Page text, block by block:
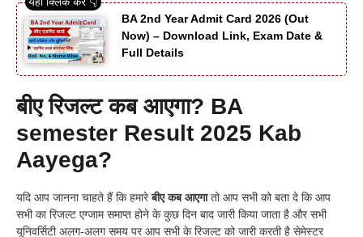
BA 2nd Year Admit Card 2026 (Out
Now) – Download Link, Exam Date &
Full Details
बीए रिजल्ट कब आएगा? BA
semester Result 2025 Kab
Aayega?
यदि आप जानना चाहते हैं कि हमारेबीए कब आएगातो आप सभी को बता दे कि आप
सभी का रिजल्ट एग्जाम समाप्त होने के कुछ दिन बाद जारी किया जाता है और सभी
यूनिवर्सिटी अलग-अलग समय पर आप सभी के रिजल्ट को जारी करती है सेमेस्टर